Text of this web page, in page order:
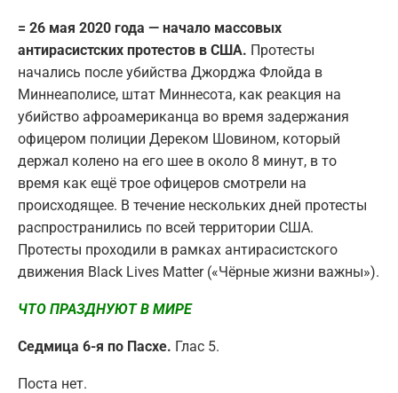
= 26 мая 2020 года — начало массовых
антирасистских протестов в США. Протесты
начались после убийства Джорджа Флойда в
Миннеаполисе, штат Миннесота, как реакция на
убийство афроамериканца во время задержания
офицером полиции Дереком Шовином, который
держал колено на его шее в около 8 минут, в то
время как ещё трое офицеров смотрели на
происходящее. В течение нескольких дней протесты
распространились по всей территории США.
Протесты проходили в рамках антирасистского
движения Black Lives Matter («Чёрные жизни важны»).
ЧТО ПРАЗДНУЮТ В МИРЕ
Седмица 6-я по Пасхе. Глас 5.
Поста нет.